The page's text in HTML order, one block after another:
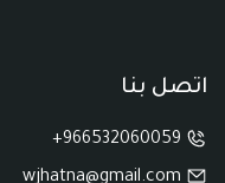
اتصل بنا